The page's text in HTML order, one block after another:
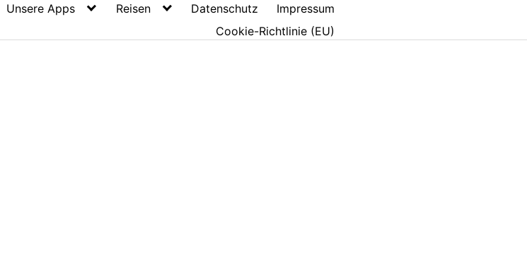
Unsere Apps Reisen Datenschutz
Impressum
Cookie-Richtlinie (EU)